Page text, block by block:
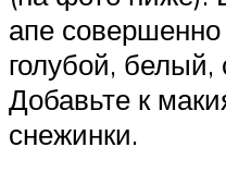
апе
голубой,
Добавьте к
снежинки.